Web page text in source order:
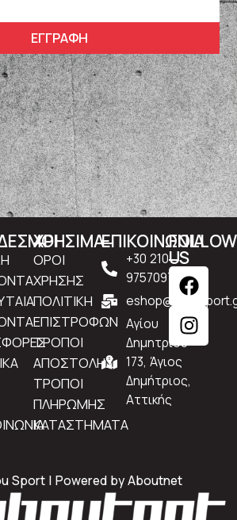
ΕΓΓΡΑΦΗ
ΧΡΗΣΙΜΑ
ΟΡΟΙ
ΧΡΗΣΗΣ
ΠΟΛΙΤΙΚΗ
ΕΠΙΣΤΡΟΦΩΝ
ΤΡΟΠΟΙ
ΑΠΟΣΤΟΛΗΣ
ΤΡΟΠΟΙ
ΠΛΗΡΩΜΗΣ
ΚΑΤΑΣΤΗΜΑΤΑ
ΕΠΙΚΟΙΝΩΝΙΑ
+30 210
9757097
Αγίου
Δημητρίου
173, Άγιος
Δημήτριος,
Αττικής
FOLLOW
US
Sport | Powered byAboutnet